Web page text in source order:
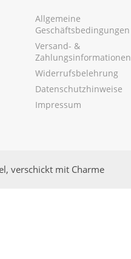
Allgemeine
Geschäftsbedingungen
Versand- &
Zahlungsinformationen
Widerrufsbelehrung
Datenschutzhinweise
Impressum
verschickt mit Charme